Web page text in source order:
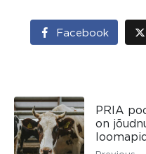
Facebook
PRIA
on